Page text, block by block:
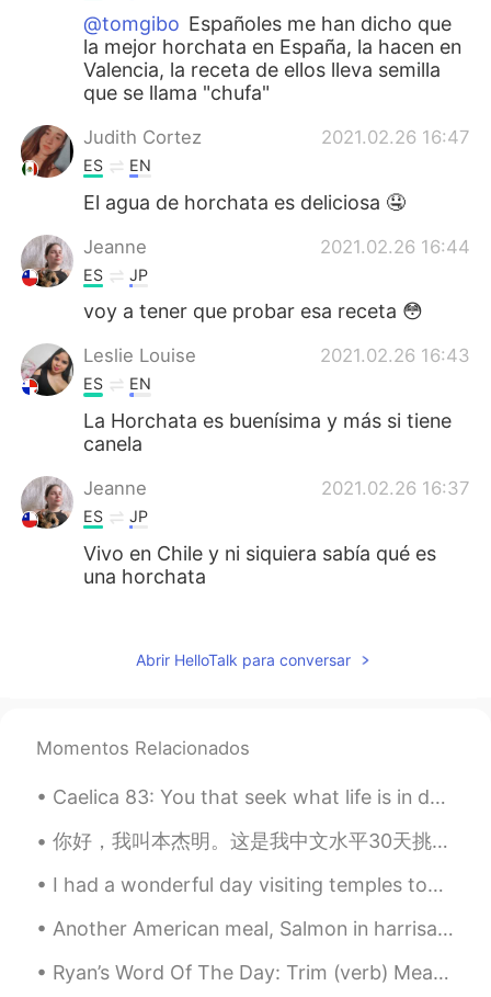
@tomgibo Españoles me han dicho que
la mejor horchata en España, la hacen en
Valencia, la receta de ellos lleva semilla
que se llama "chufa"
Judith Cortez 2021.02.26 16:47
ES EN
El agua de horchata es deliciosa 🤤
Jeanne 2021.02.26 16:44
ES JP
voy a tener que probar esa receta 😳
Leslie Louise 2021.02.26 16:43
ES EN
La Horchata es buenísima y más si tiene
canela
Jeanne 2021.02.26 16:37
ES JP
Vivo en Chile y ni siquiera sabía qué es
una horchata
ES EN
En la semana pasada me di cuenta
en mi vida.
a semana pasada me di cuenta que
nunca había probado horchata en mi
vida.
tomgibo 2021.02.26 16:33
Abrir HelloTalk para conversar
Momentos Relacionados
Caelica 83: You that seek what life is in death by Baron Brooke Fulke Greville. You that seek w...
你好，我叫本杰明。这是我中文水平30天挑战赛的第二天。我今天来说说我现在住的地方！我住在上海的闵行区，我认为这是一个好地方。这个地方很方便，靠近上海的迪士尼乐园和地铁站。公寓旁边还有许多美味的餐...
I had a wonderful day visiting temples today in Chiang Mai. How should I say this in Thai? Goog...
Another American meal, Salmon in harrisa, roasted cauliflower, braised chard and baby potatoes. W...
Ryan’s Word Of The Day: Trim (verb) Meaning: To cut something/make it shorter/reduce Example (...